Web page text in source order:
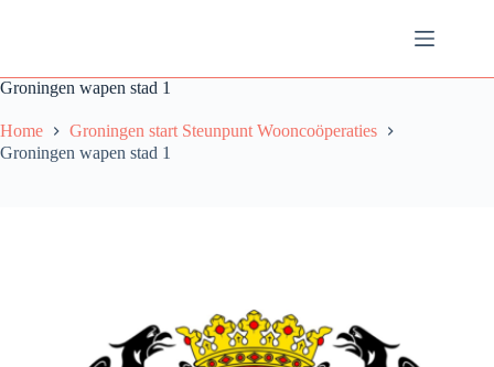
Groningen wapen stad 1
Home
Groningen start Steunpunt Wooncoöperaties
Groningen wapen stad 1